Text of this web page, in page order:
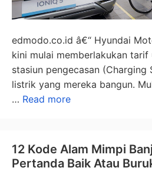
edmodo.co.id â€“ Hyundai
kini mulai memberlakukan tarif
stasiun pengecasan (Charging
listrik yang mereka bangun.
… Read more
12 Kode Alam Mimpi
Pertanda Baik Atau